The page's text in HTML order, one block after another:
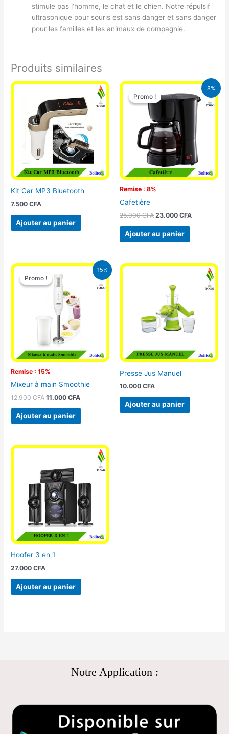
stimule pas l’homme, le chat et le chien. Notre répulsif
ultrasonique pour souris est sans danger et sans danger
pour les familles et les animaux de compagnie.
Produits similaires
Kit Car MP3 Bluetooth
7.500CFA
Ajouter au panier
8%
Promo !
Remise : 8%
Promo !
Cafetière
25.000CFA
Le
prix
initial
25.000 CFA.
23.000 CFA
Le
prix
actuel
est :
23.000 CFA.
Ajouter au panier
15%
Promo !
Remise : 15%
Promo !
Mixeur à main Smoothie
12.900CFA
Le
prix
initial
était :
12.900 CFA.
11.000CFA
Le
Ajouter au panier
Presse Jus Manuel
10.000 CFA
Ajouter au panier
Hoofer 3 en 1
27.000CFA
Ajouter au panier
Notre Application :